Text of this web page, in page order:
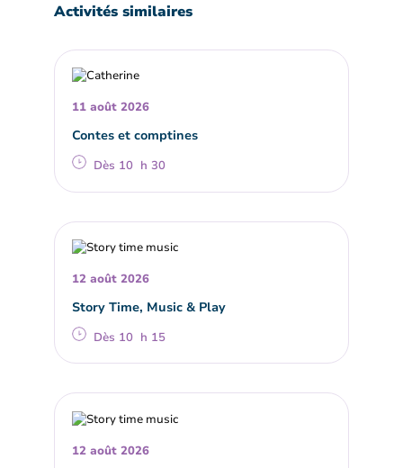
Activités similaires
11 août 2026
Contes et comptines
Dès 10 h 30
12 août 2026
Story Time, Music & Play
Dès 10 h 15
12 août 2026